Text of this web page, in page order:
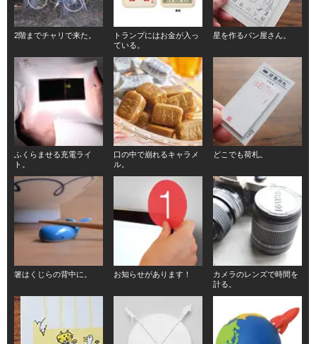
2階までチャリで来た。
トランプにはお金が入っ
ている。
星を作るパン屋さん。
ふくらませる充電ライ
ト。
口の中で崩れるキャラメ
ル。
どこでも荷札。
箸はくじらの背中に。 お知らせがあります！
カメラのレンズで時間を
計る。